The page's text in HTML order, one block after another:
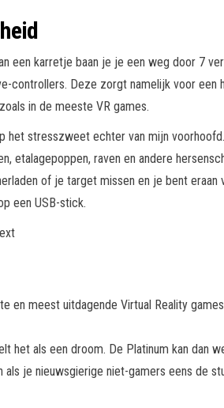
een karretje baan je je een weg door 7
controllers. Deze zorgt namelijk voor een
in de meeste VR games.
het stresszweet echter van mijn
etalagepoppen, raven en andere
of je target missen en je bent eraan
een USB-stick.
en meest uitdagende Virtual Reality
het als een droom. De Platinum kan dan
als je nieuwsgierige niet-gamers eens de